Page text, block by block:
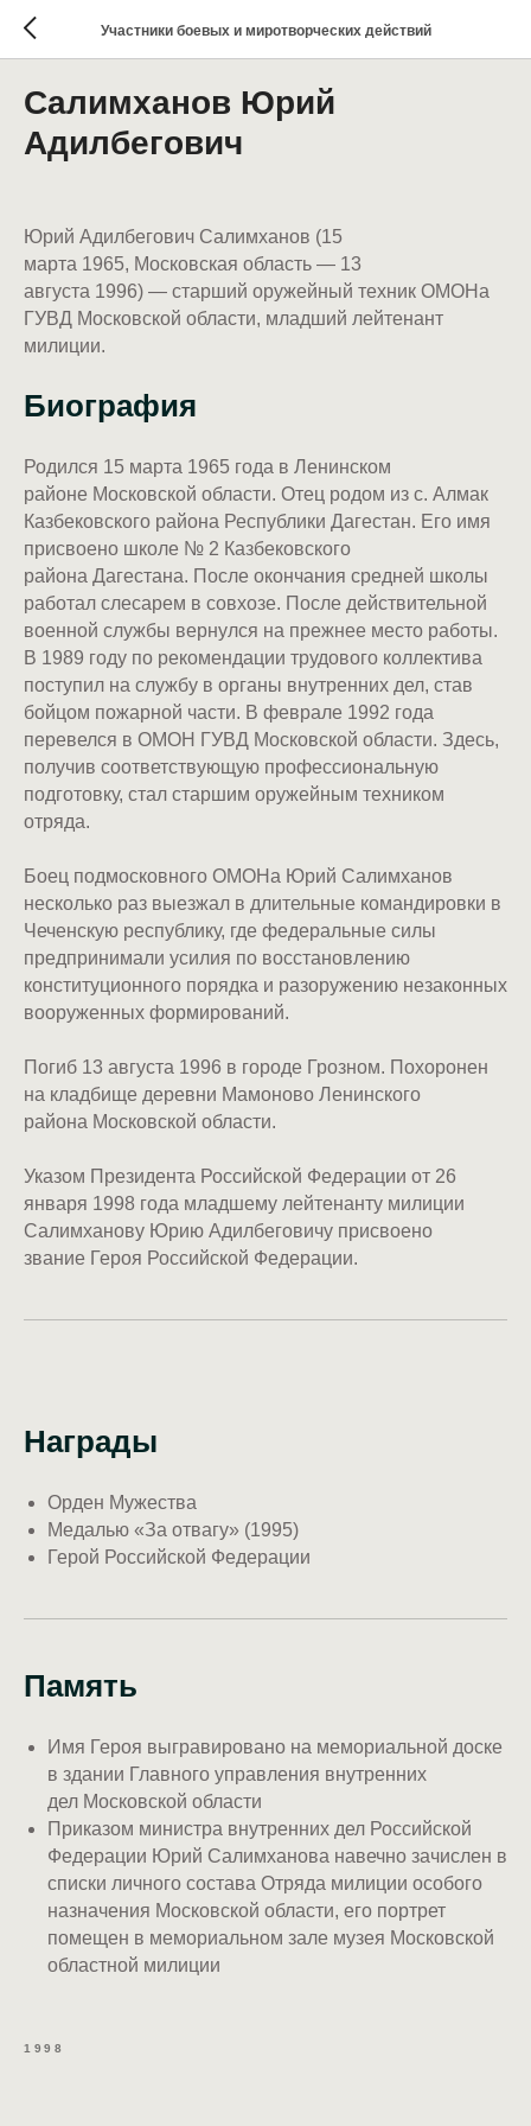
Участники боевых и миротворческих действий
Салимханов Юрий
Адилбегович
Юрий Адилбегович Салимханов (15
марта 1965, Московская область — 13
августа 1996) — старший оружейный техник ОМОНа
ГУВД Московской области, младший лейтенант
милиции.
Биография
Родился 15 марта 1965 года в Ленинском
районе Московской области. Отец родом из с. Алмак
Казбековского района Республики Дагестан. Его имя
присвоено школе № 2 Казбековского
района Дагестана. После окончания средней школы
работал слесарем в совхозе. После действительной
военной службы вернулся на прежнее место работы.
В 1989 году по рекомендации трудового коллектива
поступил на службу в органы внутренних дел, став
бойцом пожарной части. В феврале 1992 года
перевелся в ОМОН ГУВД Московской области. Здесь,
получив соответствующую профессиональную
подготовку, стал старшим оружейным техником
отряда.
Боец подмосковного ОМОНа Юрий Салимханов
несколько раз выезжал в длительные командировки в
Чеченскую республику, где федеральные силы
предпринимали усилия по восстановлению
конституционного порядка и разоружению незаконных
вооруженных формирований.
Погиб 13 августа 1996 в городе Грозном. Похоронен
на кладбище деревни Мамоново Ленинского
района Московской области.
Указом Президента Российской Федерации от 26
января 1998 года младшему лейтенанту милиции
Салимханову Юрию Адилбеговичу присвоено
звание Героя Российской Федерации.
Награды
Орден Мужества
Медалью «За отвагу» (1995)
Герой Российской Федерации
Память
Имя Героя выгравировано на мемориальной доске
в здании Главного управления внутренних
дел Московской области
Приказом министра внутренних дел Российской
Федерации Юрий Салимханова навечно зачислен в
списки личного состава Отряда милиции особого
назначения Московской области, его портрет
помещен в мемориальном зале музея Московской
областной милиции
1998